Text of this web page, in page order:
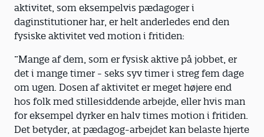
aktivitet, som eksempelvis pædagoger i
daginstitutioner har, er helt anderledes end den
fysiske aktivitet ved motion i fritiden:
”Mange af dem, som er fysisk aktive på jobbet, er
det i mange timer - seks syv timer i streg fem dage
om ugen. Dosen af aktivitet er meget højere end
hos folk med stillesiddende arbejde, eller hvis man
for eksempel dyrker en halv times motion i fritiden.
Det betyder, at pædagog-arbejdet kan belaste hjerte